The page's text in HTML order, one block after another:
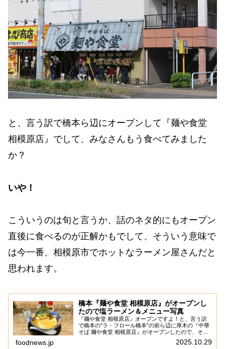
と、言う訳で橋本ら辺にオープンして『麺や食堂
相模原店』でして、みなさんもう食べてみました
か？
いや！
こういうのは旬と言うか、話のネタ的にもオープン
直後に食べるのが正解かもでして、そういう意味で
は今一番、相模原市でホットなラーメン屋さんだと
思われます。
橋本『麺や食堂 相模原店』がオープンし
たので塩ラーメン＆メニュー写真
『麺や食堂 相模原店』オープンですよ！と、言う訳
で橋本の”ラ・フロール橋本”の前ら辺に厚木の『中華
そば 麺や食堂 相模原店』がオープンしたので、そこ
はマッハで食べに行くでしょ～まあ、一応は書いてお
きますと、この『麺や食堂 相模原店』は厚木に...
foodnews.jp 2025.10.29